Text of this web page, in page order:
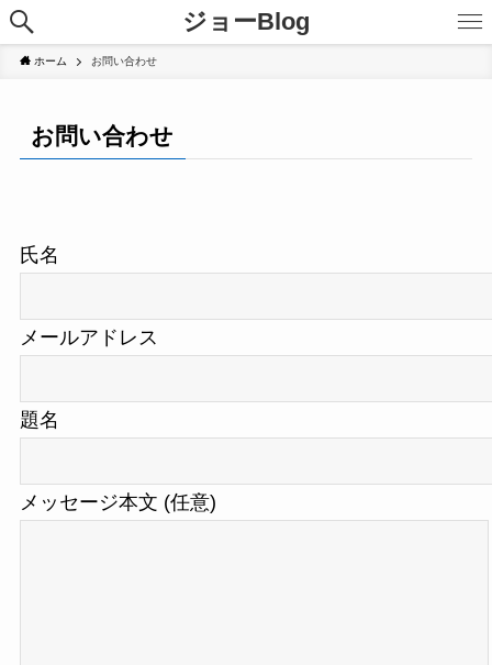
ジョーBlog
ホーム お問い合わせ
お問い合わせ
氏名
メールアドレス
題名
メッセージ本文 (任意)